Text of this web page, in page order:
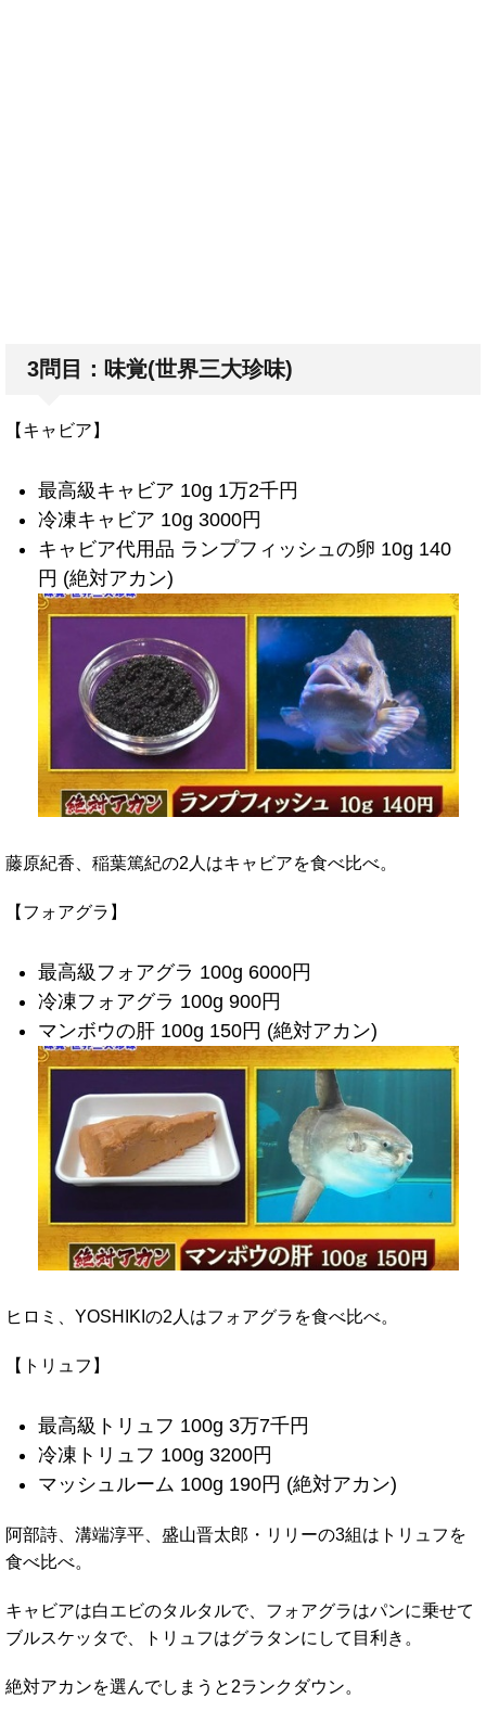
3問目：味覚(世界三大珍味)
【キャビア】
最高級キャビア 10g 1万2千円
冷凍キャビア 10g 3000円
キャビア代用品 ランプフィッシュの卵 10g 140
円 (絶対アカン)
藤原紀香、稲葉篤紀の2人はキャビアを食べ比べ。
【フォアグラ】
最高級フォアグラ 100g 6000円
冷凍フォアグラ 100g 900円
マンボウの肝 100g 150円 (絶対アカン)
ヒロミ、YOSHIKIの2人はフォアグラを食べ比べ。
【トリュフ】
最高級トリュフ 100g 3万7千円
冷凍トリュフ 100g 3200円
マッシュルーム 100g 190円 (絶対アカン)
阿部詩、溝端淳平、盛山晋太郎・リリーの3組はトリュフを
食べ比べ。
キャビアは白エビのタルタルで、フォアグラはパンに乗せて
ブルスケッタで、トリュフはグラタンにして目利き。
絶対アカンを選んでしまうと2ランクダウン。